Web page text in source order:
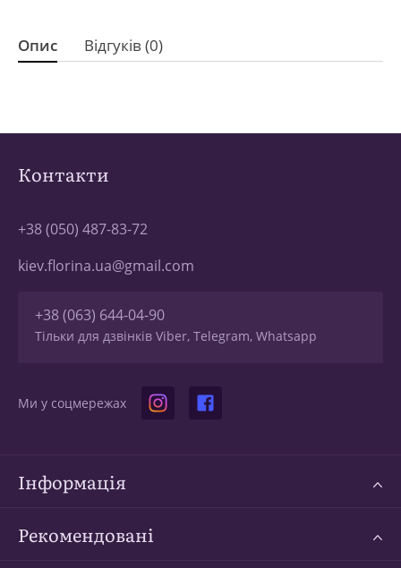
Опис Відгуків (0)
Контакти
+38 (050) 487-83-72
kiev.florina.ua@gmail.com
+38 (063) 644-04-90
Тільки для дзвінків Viber, Telegram, Whatsapp
Ми у соцмережах
Інформація
Рекомендовані